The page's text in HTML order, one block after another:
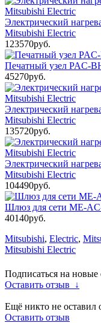
Электрический
Mitsubishi Electric
123570руб.
Печатный узел PAC-
45270руб.
Электрический
Mitsubishi Electric
135720руб.
Электрический
Mitsubishi Electric
104490руб.
Шлюз для сети ME-
40140руб.
Mitsubishi, Electric,
Mitsubishi Electric
Подписаться на
Оставить отзыв
↓
Ещё никто не оставил
Оставить отзыв